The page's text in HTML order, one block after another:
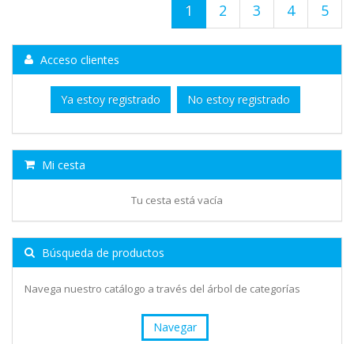
1 2 3 4 5
Acceso clientes
Ya estoy registrado No estoy registrado
Mi cesta
Tu cesta está vacía
Búsqueda de productos
Navega nuestro catálogo a través del árbol de categorías
Navegar